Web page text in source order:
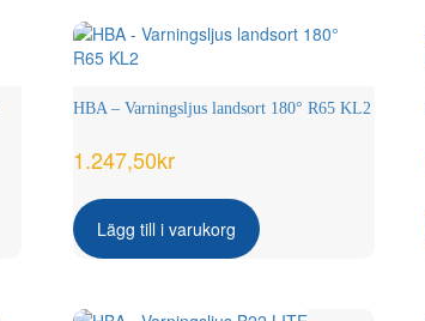
HBA – Varningsljus landsort 180° R65 KL2
1.247,50kr
Lägg till i varukorg